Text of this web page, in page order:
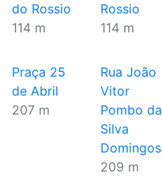
do Rossio
114 m
Rossio
114 m
Praça 25
de Abril
207 m
Rua João
Vitor
Pombo da
Silva
Domingos
209 m